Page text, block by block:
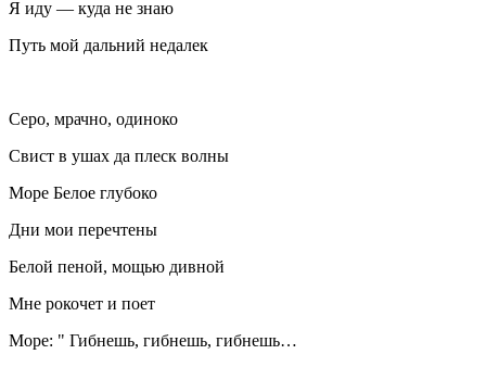
Я иду — куда не знаю
Путь мой дальний недалек
Серо, мрачно, одиноко
Свист в ушах да плеск волны
Море Белое глубоко
Дни мои перечтены
Белой пеной, мощью дивной
Мне рокочет и поет
Море: " Гибнешь, гибнешь, гибнешь…